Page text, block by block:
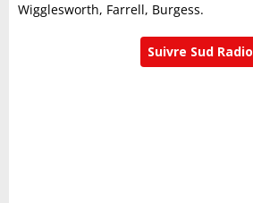
Wigglesworth, Farrell, Burgess.
Suivre Sud Radio